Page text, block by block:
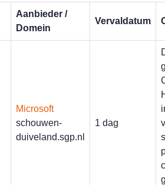
Aanbieder /
Domein
Vervaldatum
Microsoft
schouwen-
duiveland.sgp.nl
1 dag